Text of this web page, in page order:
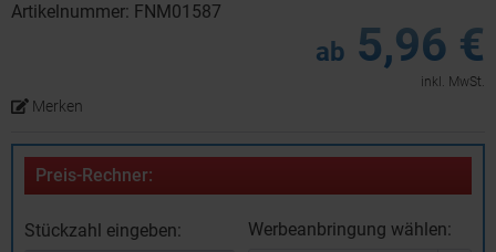
Artikelnummer: FNM01587
ab 5,96 €
inkl. MwSt.
Merken
Preis-Rechner:
Stückzahl eingeben: Werbeanbringung wählen: